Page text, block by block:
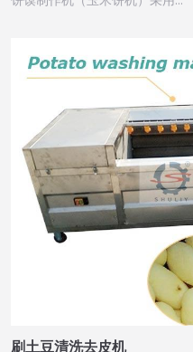
刷土豆清洗去皮机